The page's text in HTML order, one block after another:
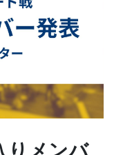
りメンバ